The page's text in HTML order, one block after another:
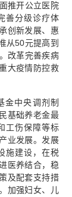
推开公立医院
善分级诊疗体
创新发展、惠
从50元提高到
改革完善疾病
大疫情防控救
金中央调剂制
基础养老金最
工伤保障等标
业发展。发展
施建设，在税
医养结合，稳
及配套支持措
加强妇女、儿